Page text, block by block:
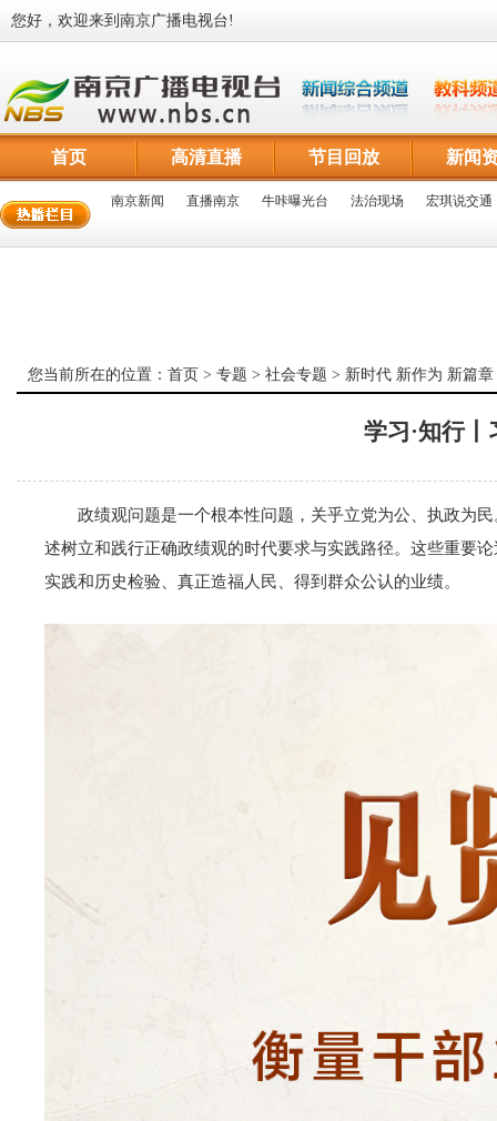
您好，欢迎来到南京广播电视台!
首页 高清直播 节目回放 新闻
南京新闻 直播南京 牛咔曝光台 法治现场 宏琪说交通
您当前所在的位置： 首页 > 专题 > 社会专题 > 新时代 新作为 新篇章
学习·知行
政绩观问题是一个根本性问题，关乎立党为公、执政为
述树立和践行正确政绩观的时代要求与实践路径。这些重要
实践和历史检验、真正造福人民、得到群众公认的业绩。